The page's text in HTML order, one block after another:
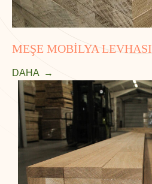
MEŞE MOBİLYA LEVHASI
DAHA